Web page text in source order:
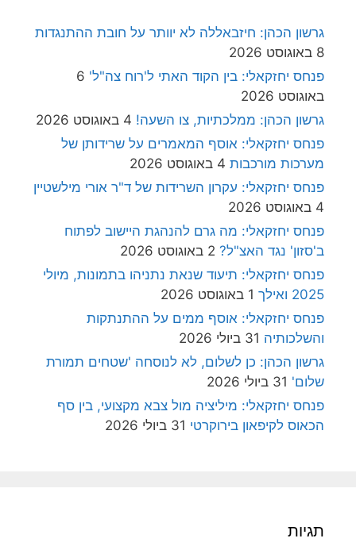
גרשון הכהן: חיזבאללה לא יוותר על חובת ההתנגדות
8 באוגוסט 2026
פנחס יחזקאלי: בין הקוד האתי ל'רוח צה"ל' 6
באוגוסט 2026
גרשון הכהן: ממלכתיות, צו השעה! 4 באוגוסט 2026
פנחס יחזקאלי: אוסף המאמרים על שרידותן של
מערכות מורכבות 4 באוגוסט 2026
פנחס יחזקאלי: עקרון השרידות של ד"ר אורי מילשטיין
4 באוגוסט 2026
פנחס יחזקאלי: מה גרם להנהגת היישוב לפתוח
ב'סזון' נגד האצ"ל? 2 באוגוסט 2026
פנחס יחזקאלי: תיעוד שנאת נתניהו בתמונות, מיולי
2025 ואילך
1 באוגוסט 2026
פנחס יחזקאלי: אוסף ממים על ההתנתקות
והשלכותיה 31 ביולי 2026
גרשון הכהן: כן לשלום, לא לנוסחה 'שטחים תמורת
שלום' 31 ביולי 2026
פנחס יחזקאלי: מיליציה מול צבא מקצועי, בין סף
הכאוס לקיפאון בירוקרטי 31 ביולי 2026
תגיות